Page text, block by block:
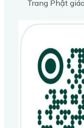
Trang Phật